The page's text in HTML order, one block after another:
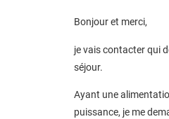
Bonjour et merci,
je vais contacter qui
séjour.
Ayant une
puissance, je me